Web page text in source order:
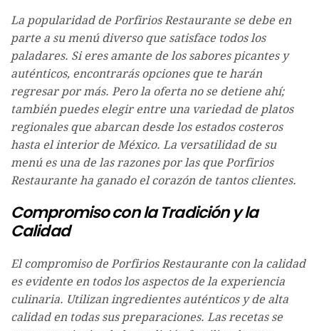
La popularidad de Porfirios Restaurante se debe en
parte a su menú diverso que satisface todos los
paladares. Si eres amante de los sabores picantes y
auténticos, encontrarás opciones que te harán
regresar por más. Pero la oferta no se detiene ahí;
también puedes elegir entre una variedad de platos
regionales que abarcan desde los estados costeros
hasta el interior de México. La versatilidad de su
menú es una de las razones por las que Porfirios
Restaurante ha ganado el corazón de tantos clientes.
Compromiso con la Tradición y la
Calidad
El compromiso de Porfirios Restaurante con la calidad
es evidente en todos los aspectos de la experiencia
culinaria. Utilizan ingredientes auténticos y de alta
calidad en todas sus preparaciones. Las recetas se